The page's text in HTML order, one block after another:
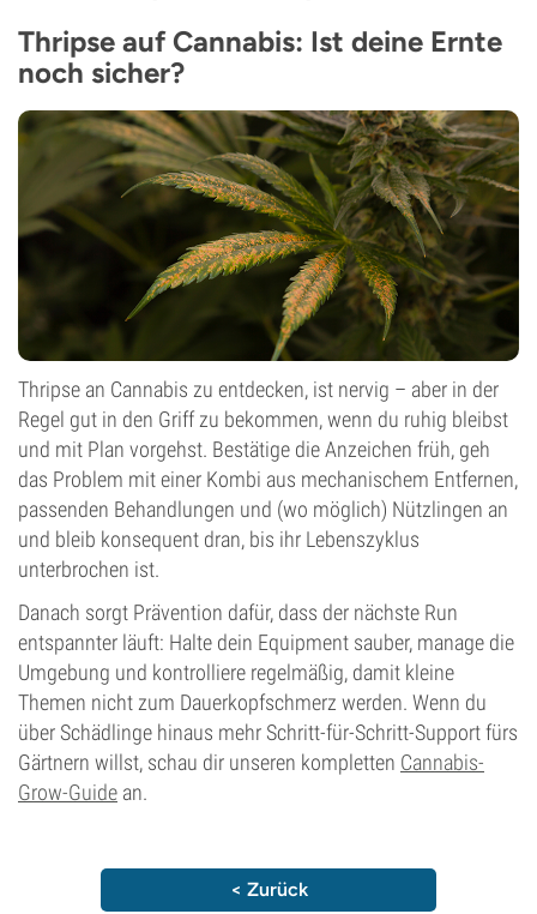
Thripse auf Cannabis: Ist deine Ernte
noch sicher?
Thripse an Cannabis zu entdecken, ist nervig – aber in der
Regel gut in den Griff zu bekommen, wenn du ruhig bleibst
und mit Plan vorgehst. Bestätige die Anzeichen früh, geh
das Problem mit einer Kombi aus mechanischem Entfernen,
passenden Behandlungen und (wo möglich) Nützlingen an
und bleib konsequent dran, bis ihr Lebenszyklus
unterbrochen ist.
Danach sorgt Prävention dafür, dass der nächste Run
entspannter läuft: Halte dein Equipment sauber, manage die
Umgebung und kontrolliere regelmäßig, damit kleine
Themen nicht zum Dauerkopfschmerz werden. Wenn du
über Schädlinge hinaus mehr Schritt-für-Schritt-Support fürs
Gärtnern willst, schau dir unseren kompletten Cannabis-
Grow-Guide an.
< Zurück